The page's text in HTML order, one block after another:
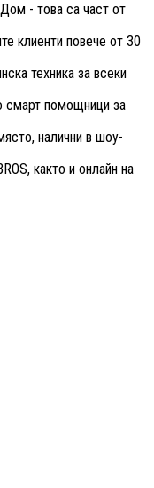
- това са част от
клиенти повече от 30
техника за всеки
смарт помощници за
налични в шоу-
както и онлайн на